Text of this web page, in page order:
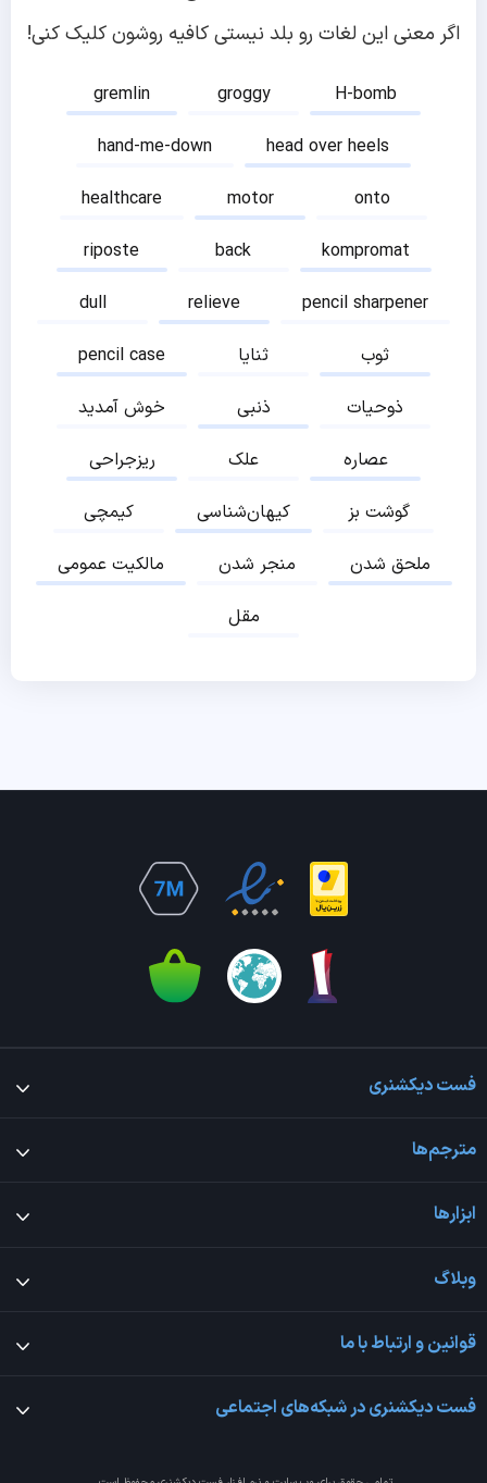
اگر معنی این لغات رو بلد نیستی کافیه روشون کلیک کنی!
gremlin groggy
H-bomb
hand-me-down
head over heels
healthcare
motor
onto
riposte
back
kompromat
dull
relieve
pencil sharpener
pencil case
ثنایا
ثوب
خوش آمدید
ذنبی
ذوحیات
ریزجراحی
علک
عصاره
کیمچی
کیهان‌شناسی
گوشت بز
مالکیت عمومی
منجر شدن
ملحق شدن
مقل
فست دیکشنری
مترجم‌ها
ابزارها
وبلاگ
قوانین و ارتباط با ما
فست دیکشنری در شبکه‌های اجتماعی